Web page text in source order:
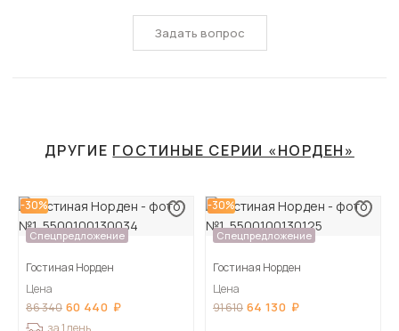
Задать вопрос
ДРУГИЕ ГОСТИНЫЕ СЕРИИ «НОРДЕН»
-30%
Спецпредложение
Гостиная Норден
Цена
86 340 60 440
за 1 день
-30%
Спецпредложение
Гостиная Норден
Цена
91 610 64 130